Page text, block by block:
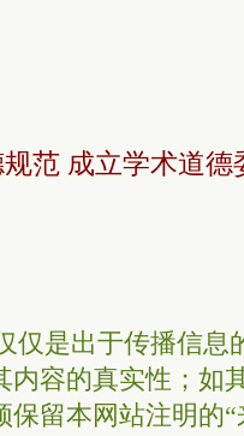
范 成立学术道德
仅是出于传播信息
内容的真实性；如
保留本网站注明的